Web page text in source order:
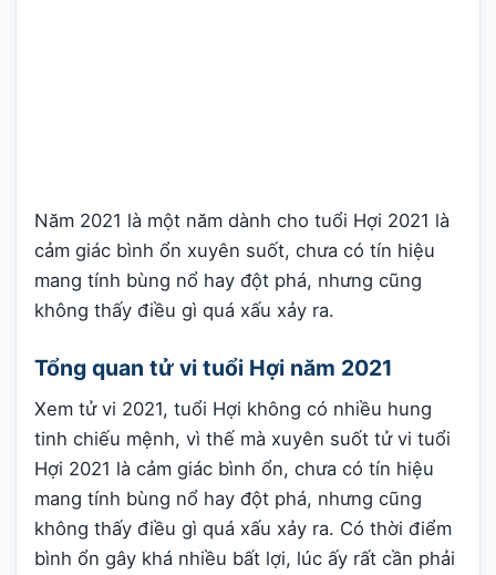
Năm 2021 là một năm dành cho tuổi Hợi 2021 là
cảm giác bình ổn xuyên suốt, chưa có tín hiệu
mang tính bùng nổ hay đột phá, nhưng cũng
không thấy điều gì quá xấu xảy ra.
Tổng quan tử vi tuổi Hợi năm 2021
Xem tử vi 2021, tuổi Hợi không có nhiều hung
tinh chiếu mệnh, vì thế mà xuyên suốt tử vi tuổi
Hợi 2021 là cảm giác bình ổn, chưa có tín hiệu
mang tính bùng nổ hay đột phá, nhưng cũng
không thấy điều gì quá xấu xảy ra. Có thời điểm
bình ổn gây khá nhiều bất lợi, lúc ấy rất cần phải